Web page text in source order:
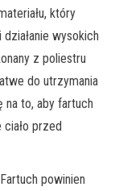
który
wysokich
z poliestru
do utrzymania
to, aby fartuch
ciało przed
powinien